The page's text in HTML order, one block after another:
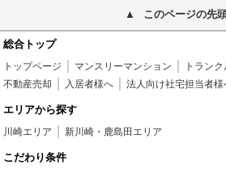
このページの先
総合トップ
トップページ マンスリーマンション トラン
不動産売却
入居者様へ 法人向け社宅担当者様
エリアから探す
川崎エリア 新川崎・鹿島田エリア
こだわり条件